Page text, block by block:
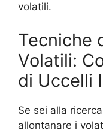
volatili.
Tecniche
Volatili:
di Uccelli
Se sei alla
allontanare i